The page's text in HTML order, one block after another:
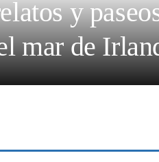
y
mar de